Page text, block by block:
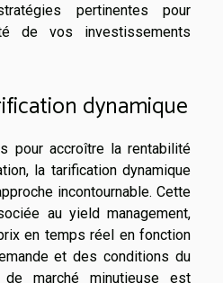
pertinentes pour
de vos investissements
dynamique
pour accroître la rentabilité
la tarification dynamique
incontournable. Cette
au yield management,
en temps réel en fonction
et des conditions du
de marché minutieuse est